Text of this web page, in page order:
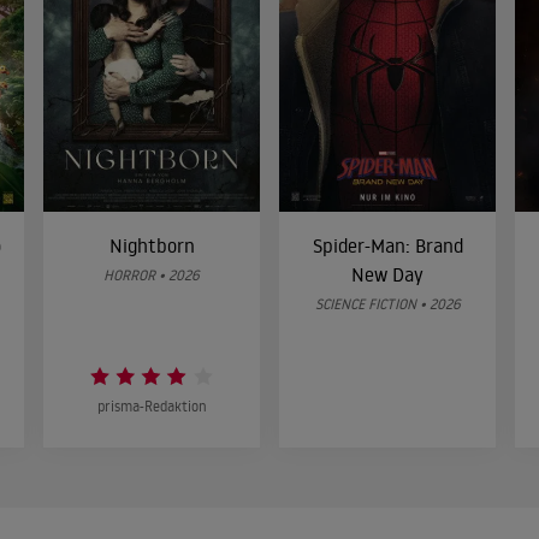
Nightborn
HORROR • 2026
prisma-Redaktion
Spider-Man: Brand
New Day
SCIENCE FICTION • 2026